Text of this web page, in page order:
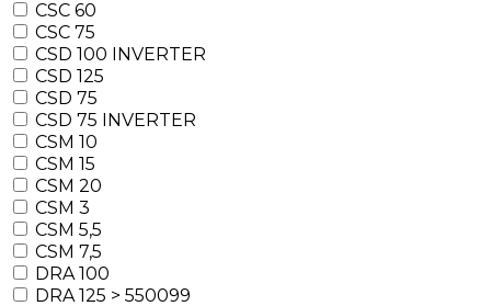
CSC 60
CSC 75
CSD 100 INVERTER
CSD 125
CSD 75
CSD 75 INVERTER
CSM 10
CSM 15
CSM 20
CSM 3
CSM 5,5
CSM 7,5
DRA 100
DRA 125 > 550099